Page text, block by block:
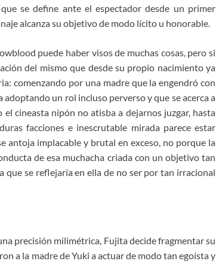
se define ante el espectador desde un primer
alcanza su objetivo de modo lícito u honorable.
puede haber visos de muchas cosas, pero si
del mismo que desde su propio nacimiento ya
comenzando por una madre que la engendró con
un rol incluso perverso y que se acerca a
cineasta nipón no atisba a dejarnos juzgar, hasta
facciones e inescrutable mirada parece estar
antoja implacable y brutal en exceso, no porque la
de esa muchacha criada con un objetivo tan
que se reflejaría en ella de no ser por tan irracional
precisión milimétrica, Fujita decide fragmentar su
a la madre de Yuki a actuar de modo tan egoísta y